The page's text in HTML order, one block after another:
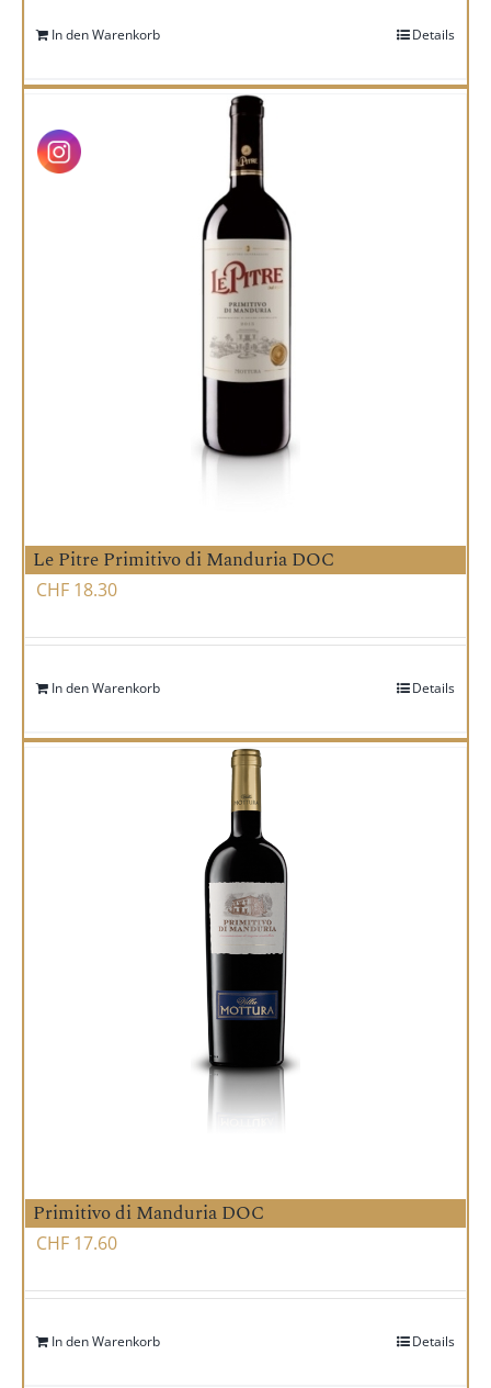
In den Warenkorb Details
Le Pitre Primitivo di Manduria DOC
CHF 18.30
In den Warenkorb Details
Primitivo di Manduria DOC
CHF 17.60
In den Warenkorb Details